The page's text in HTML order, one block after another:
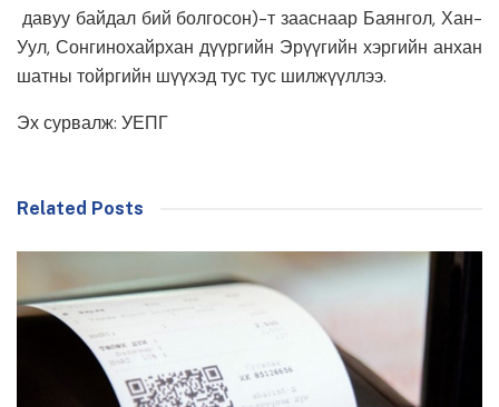
давуу байдал бий болгосон)-т зааснаар Баянгол, Хан-
Уул, Сонгинохайрхан дүүргийн Эрүүгийн хэргийн анхан
шатны тойргийн шүүхэд тус тус шилжүүллээ.
Эх сурвалж: УЕПГ
Related Posts